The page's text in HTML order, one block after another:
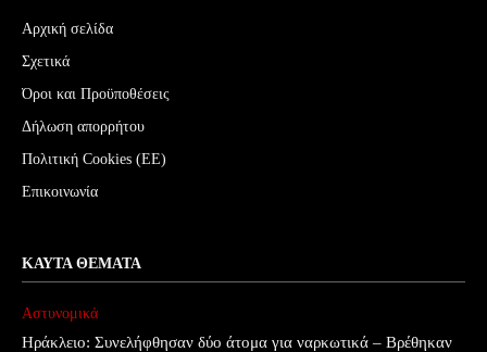
Αρχική σελίδα
Σχετικά
Όροι και Προϋποθέσεις
Δήλωση απορρήτου
Πολιτική Cookies (ΕΕ)
Επικοινωνία
ΚΑΥΤΆ ΘΈΜΑΤΑ
Αστυνομικά
Ηράκλειο: Συνελήφθησαν δύο άτομα για ναρκωτικά – Βρέθηκαν